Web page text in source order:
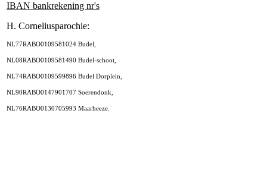
IBAN bankrekening nr's
H. Corneliusparochie:
NL77RABO0109581024 Budel,
NL08RABO0109581490 Budel-schoot,
NL74RABO0109599896 Budel Dorplein,
NL90RABO0147901707 Soerendonk,
NL76RABO0130705993 Maarheeze.